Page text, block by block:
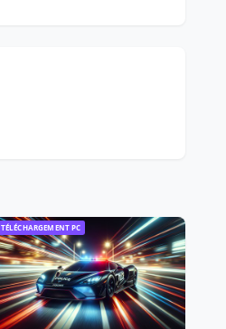
TÉLÉCHARGEMENT PC